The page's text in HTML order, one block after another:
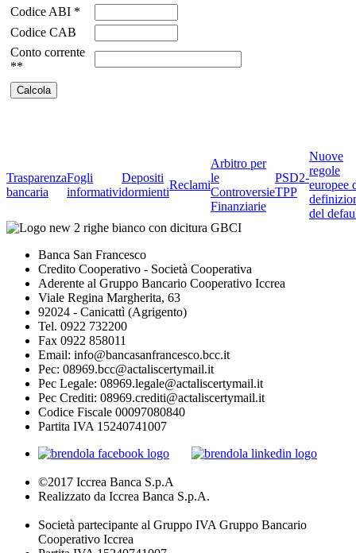
Codice ABI *
Codice CAB
Conto corrente
**
Trasparenza
bancaria
Fogli
informativi
Depositi
dormienti
Reclami
Arbitro per
le
Controversie
Finanziarie
PSD2-
TPP
Nuove
regole
europee
del
Banca San Francesco
Credito Cooperativo - Società Cooperativa
Aderente al Gruppo Bancario Cooperativo Iccrea
Viale Regina Margherita, 63
92024 - Canicattì (Agrigento)
Tel. 0922 732200
Fax 0922 858011
Email: info@bancasanfrancesco.bcc.it
Pec: 08969.bcc@actaliscertymail.it
Pec Legale: 08969.legale@actaliscertymail.it
Pec Crediti: 08969.crediti@actaliscertymail.it
Codice Fiscale 00097080840
Partita IVA 15240741007
©2017 Iccrea Banca S.p.A
Realizzato da Iccrea Banca S.p.A.
Società partecipante al Gruppo IVA Gruppo Bancario
Cooperativo Iccrea